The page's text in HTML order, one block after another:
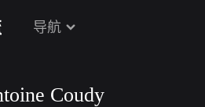
导航
Coudy